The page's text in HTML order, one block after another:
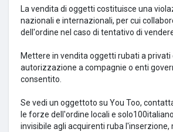
La vendita di oggetti costituisce una
nazionali e internazionali, per cui
dell'ordine nel caso di tentativo di
Mettere in vendita oggetti rubati a
autorizzazione a compagnie o enti
consentito.
Se vedi un oggettoto su You Too,
le forze dell'ordine locali e
invisibile agli acquirenti ruba l'inserzione,